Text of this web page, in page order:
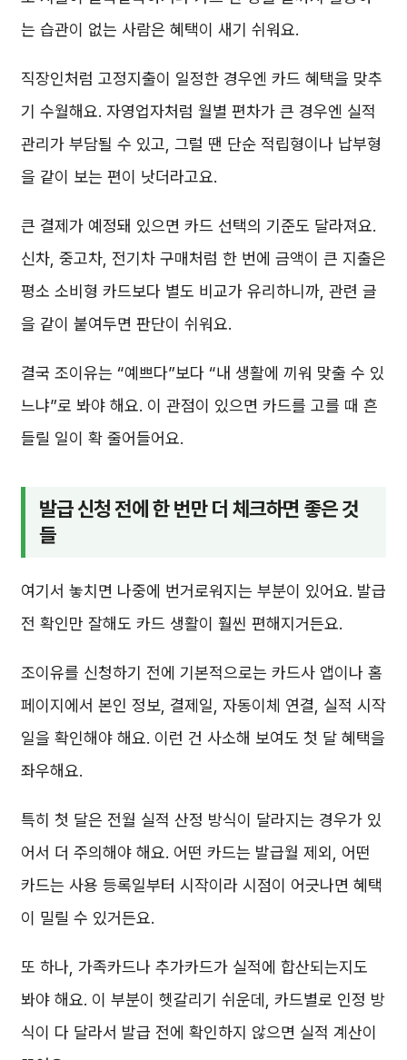
는 습관이 없는 사람은 혜택이 새기 쉬워요.
직장인처럼 고정지출이 일정한 경우엔 카드 혜택을 맞추
기 수월해요. 자영업자처럼 월별 편차가 큰 경우엔 실적
관리가 부담될 수 있고, 그럴 땐 단순 적립형이나 납부형
을 같이 보는 편이 낫더라고요.
큰 결제가 예정돼 있으면 카드 선택의 기준도 달라져요.
신차, 중고차, 전기차 구매처럼 한 번에 금액이 큰 지출은
평소 소비형 카드보다 별도 비교가 유리하니까, 관련 글
을 같이 붙여두면 판단이 쉬워요.
결국 조이유는 “예쁘다”보다 “내 생활에 끼워 맞출 수 있
느냐”로 봐야 해요. 이 관점이 있으면 카드를 고를 때 흔
들릴 일이 확 줄어들어요.
발급 신청 전에 한 번만 더 체크하면 좋은 것
들
여기서 놓치면 나중에 번거로워지는 부분이 있어요. 발급
전 확인만 잘해도 카드 생활이 훨씬 편해지거든요.
조이유를 신청하기 전에 기본적으로는 카드사 앱이나 홈
페이지에서 본인 정보, 결제일, 자동이체 연결, 실적 시작
일을 확인해야 해요. 이런 건 사소해 보여도 첫 달 혜택을
좌우해요.
특히 첫 달은 전월 실적 산정 방식이 달라지는 경우가 있
어서 더 주의해야 해요. 어떤 카드는 발급월 제외, 어떤
카드는 사용 등록일부터 시작이라 시점이 어긋나면 혜택
이 밀릴 수 있거든요.
또 하나, 가족카드나 추가카드가 실적에 합산되는지도
봐야 해요. 이 부분이 헷갈리기 쉬운데, 카드별로 인정 방
식이 다 달라서 발급 전에 확인하지 않으면 실적 계산이